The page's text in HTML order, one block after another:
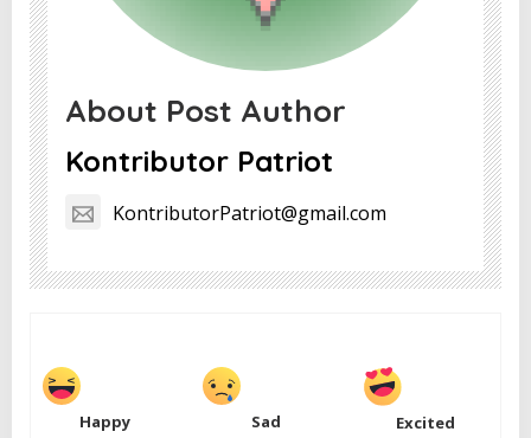
About Post Author
Kontributor Patriot
KontributorPatriot@gmail.com
Happy Sad Excited